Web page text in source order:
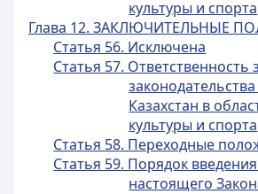
культуры и спорта
Глава 12. ЗАКЛЮЧИТЕЛЬНЫЕ
Статья 56. Исключена
Статья 57.
Казахстан в
культуры и спорта
Статья 58. Переходные
Статья 59. Порядок
настоящего